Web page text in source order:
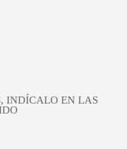
INDÍCALO EN LAS